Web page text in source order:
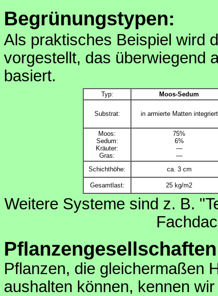
Begrünungstypen:
Als praktisches Beispiel wird
vorgestellt, das überwiegend
basiert.
Typ: Moos-Sedum
Substrat: in armierte Matten integriert
Moos:
Sedum:
Kräuter:
Gras:
75%
6%
—
—
Schichthöhe:
ca. 3 cm
Gesamtlast: 25 kg/m2
Weitere Systeme sind z. B.
Pflanzen, die gleichermaßen
aushalten können, kennen